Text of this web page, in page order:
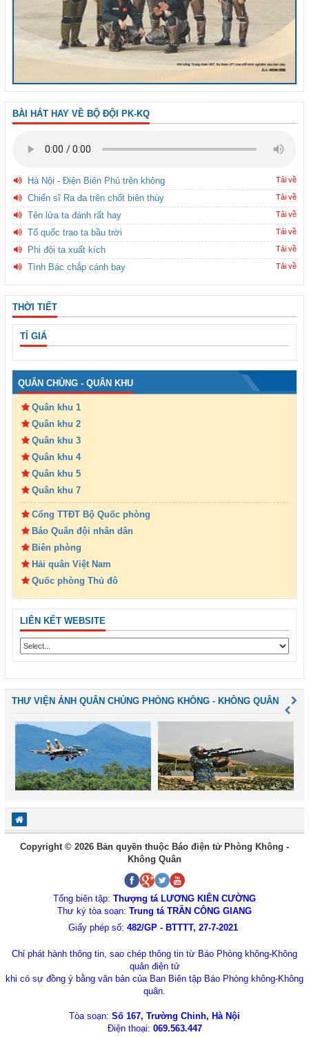
BÀI HÁT HAY VỀ BỘ ĐỘI PK-KQ
Hà Nội - Điện Biên Phủ trên không Tải về
Chiến sĩ Ra đa trên chốt biên thùy Tải về
Tên lửa ta đánh rất hay Tải về
Tổ quốc trao ta bầu trời Tải về
Phi đội ta xuất kích Tải về
Tình Bác chắp cánh bay Tải về
THỜI TIẾT
TỈ GIÁ
QUÂN CHỦNG - QUÂN KHU
Quân khu 1
Quân khu 2
Quân khu 3
Quân khu 4
Quân khu 5
Quân khu 7
Cổng TTĐT Bộ Quốc phòng
Báo Quân đội nhân dân
Biên phòng
Hải quân Việt Nam
Quốc phòng Thủ đô
LIÊN KẾT WEBSITE
THƯ VIỆN ẢNH QUÂN CHỦNG PHÒNG KHÔNG - KHÔNG QUÂN
Copyright © 2026 Bản quyền thuộc Báo điện tử Phòng Không -
Không Quân
Tổng biên tập: Thượng tá LƯƠNG KIÊN CƯỜNG
Thư ký tòa soạn: Trung tá TRẦN CÔNG GIANG
Giấy phép số: 482/GP - BTTTT, 27-7-2021
Chỉ phát hành thông tin, sao chép thông tin từ Báo Phòng không-Không
quân điện tử
khi có sự đồng ý bằng văn bản của Ban Biên tập Báo Phòng không-Không
quân.
Tòa soạn: Số 167, Trường Chinh, Hà Nội
Điện thoại: 069.563.447